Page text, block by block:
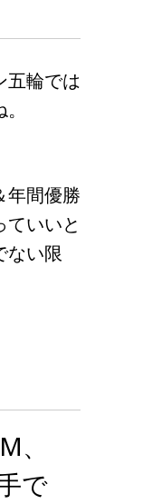
五輪では
年間優勝
いいと
ない限
で